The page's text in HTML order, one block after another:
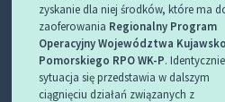
zyskanie dla niej środków, które ma
zaoferowania Regionalny Program
Operacyjny Województwa
Pomorskiego RPO WK-P. Identycznie
sytuacja się przedstawia w dalszym
ciągnięciu działań związanych z